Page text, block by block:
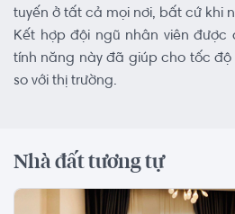
tuyến ở tất cả mọi nơi, bất cứ khi
Kết hợp đội ngũ nhân viên được
tính năng này đã giúp cho tốc
so với thị trường.
Nhà đất tương tự